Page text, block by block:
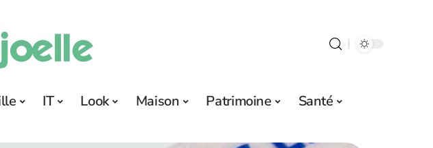
IT Look Maison Patrimoine Santé